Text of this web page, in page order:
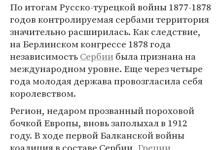
По итогам Русско-турецкой войны 1877-1878
годов контролируемая сербами территория
значительно расширилась. Как следствие,
на Берлинском конгрессе 1878 года
независимостьСербиибыла признана на
международном уровне. Еще через четыре
года молодая держава провозгласила себя
королевством.
Регион, недаром прозванный пороховой
бочкой Европы, вновь заполыхал в 1912
году. В ходе первой Балканской войны